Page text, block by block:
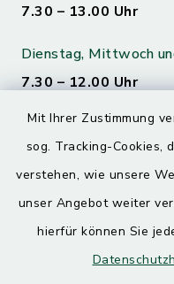
Mit Ihrer Zustimmung
sog. Tracking-Cookies,
verstehen, wie unsere
unser Angebot weiter
hierfür können Sie
7.30 – 13.00 Uhr
Dienstag, Mittwoch
7.30 – 12.00 Uhr
Donnerstag
7.30 – 12.00 Uhr
13.00 – 17.30 Uhr
Quicklinks